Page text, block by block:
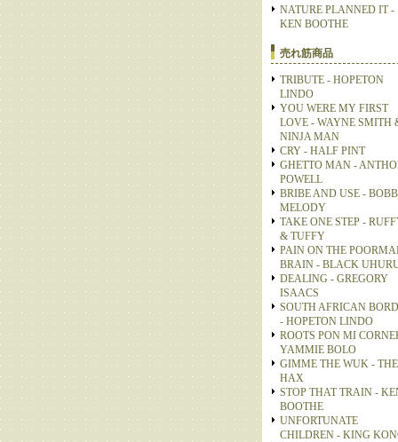
NATURE PLANNED IT -
KEN BOOTHE
売れ筋商品
TRIBUTE - HOPETON
LINDO
YOU WERE MY FIRST
LOVE - WAYNE SMITH
NINJA MAN
CRY - HALF PINT
GHETTO MAN -
POWELL
BRIBE AND USE -
MELODY
TAKE ONE STEP -
& TUFFY
PAIN ON THE
BRAIN - BLACK
DEALING - GREGORY
ISAACS
SOUTH AFRICAN
- HOPETON LINDO
ROOTS PON MI
YAMMIE BOLO
GIMME THE WUK - THE
HAX
STOP THAT TRAIN -
BOOTHE
UNFORTUNATE
CHILDREN - KING